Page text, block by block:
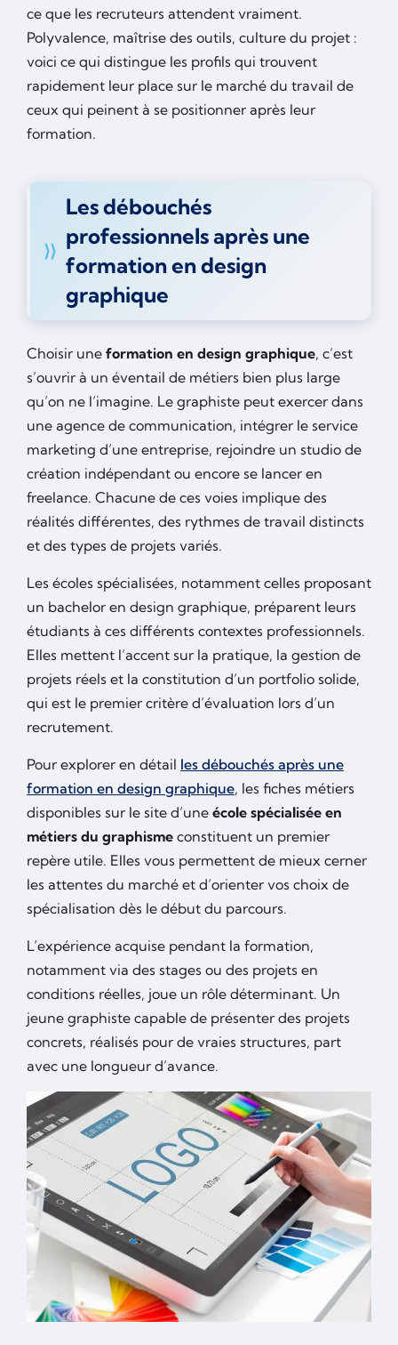
ce que les recruteurs attendent vraiment.
Polyvalence, maîtrise des outils, culture du projet :
voici ce qui distingue les profils qui trouvent
rapidement leur place sur le marché du travail de
ceux qui peinent à se positionner après leur
formation.
Les débouchés
professionnels après une
formation en design
graphique
Choisir une formation en design graphique, c’est
s’ouvrir à un éventail de métiers bien plus large
qu’on ne l’imagine. Le graphiste peut exercer dans
une agence de communication, intégrer le service
marketing d’une entreprise, rejoindre un studio de
création indépendant ou encore se lancer en
freelance. Chacune de ces voies implique des
réalités différentes, des rythmes de travail distincts
et des types de projets variés.
Les écoles spécialisées, notamment celles proposant
un bachelor en design graphique, préparent leurs
étudiants à ces différents contextes professionnels.
Elles mettent l’accent sur la pratique, la gestion de
projets réels et la constitution d’un portfolio solide,
qui est le premier critère d’évaluation lors d’un
recrutement.
Pour explorer en détail les débouchés après une
formation en design graphique, les fiches métiers
disponibles sur le site d’une école spécialisée en
métiers du graphisme constituent un premier
repère utile. Elles vous permettent de mieux cerner
les attentes du marché et d’orienter vos choix de
spécialisation dès le début du parcours.
L’expérience acquise pendant la formation,
notamment via des stages ou des projets en
conditions réelles, joue un rôle déterminant. Un
jeune graphiste capable de présenter des projets
concrets, réalisés pour de vraies structures, part
avec une longueur d’avance.